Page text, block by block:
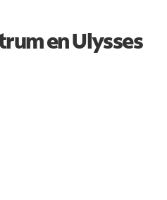
enUlysses